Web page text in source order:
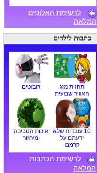
לרשימת האלופים
המלאה
כתבות לילדים
תחזית מזג
האוויר שבועית
רובוטים
10 עובדות שלא
ידעתם על
קרמבו
איכות הסביבה
ומיחזור
לרשימת הכתבות
המלאה